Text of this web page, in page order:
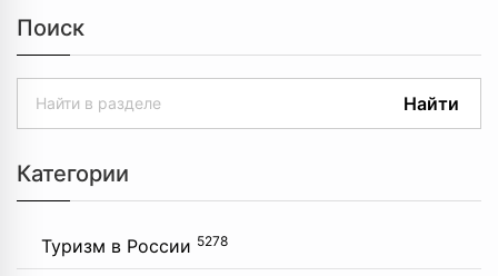
Поиск
Найти
Категории
Туризм в России 5278